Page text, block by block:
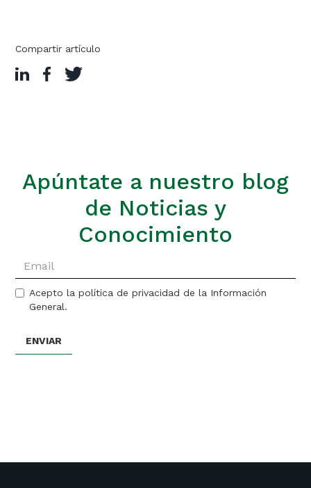
Compartir artículo
Apúntate a nuestro blog
de Noticias y
Conocimiento
Acepto la política de privacidad de la Información
General.